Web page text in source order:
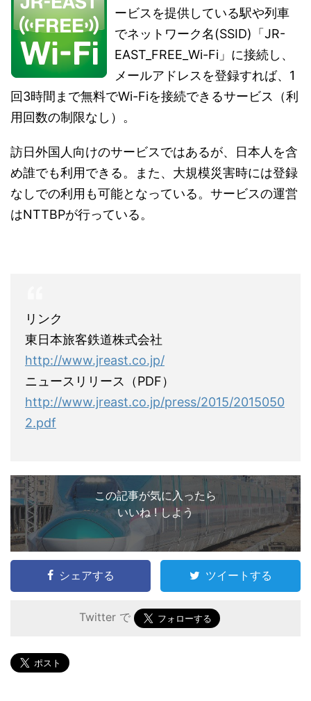
ービスを提供している駅や列車
でネットワーク名(SSID)「JR-
EAST_FREE_Wi-Fi」に接続し、
メールアドレスを登録すれば、1
回3時間まで無料でWi-Fiを接続できるサービス（利
用回数の制限なし）。
訪日外国人向けのサービスではあるが、日本人を含
め誰でも利用できる。また、大規模災害時には登録
なしでの利用も可能となっている。サービスの運営
はNTTBPが行っている。
リンク
東日本旅客鉄道株式会社
http://www.jreast.co.jp/
ニュースリリース（PDF）
http://www.jreast.co.jp/press/2015/2015050
2.pdf
この記事が気に入ったら
いいね ! しよう
シェアする ツイートする
Twitter で